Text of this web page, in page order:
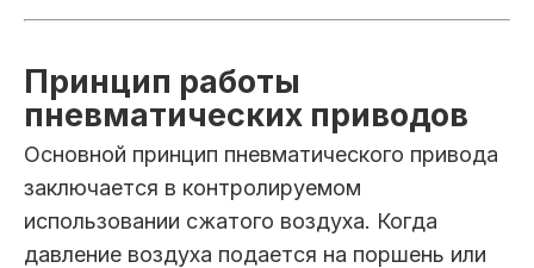
Принцип работы
пневматических приводов
Основной принцип пневматического привода
заключается в контролируемом
использовании сжатого воздуха. Когда
давление воздуха подается на поршень или